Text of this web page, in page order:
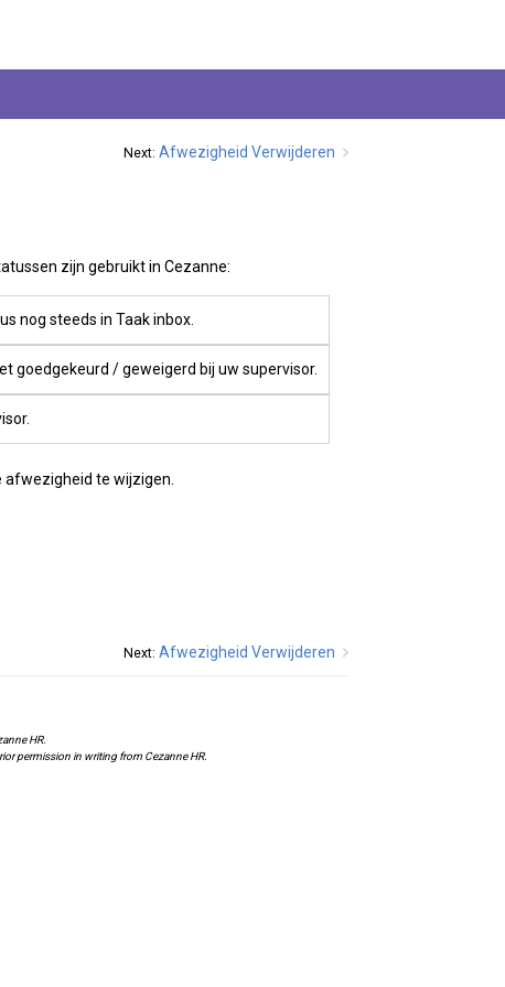
Next: Afwezigheid Verwijderen
zijn gebruikt in Cezanne:
nog steeds in Taak inbox.
goedgekeurd / geweigerd bij uw supervisor.
afwezigheid te wijzigen.
Next: Afwezigheid Verwijderen